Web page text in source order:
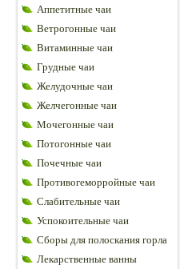
Аппетитные чаи
Ветрогонные чаи
Витаминные чаи
Грудные чаи
Желудочные чаи
Желчегонные чаи
Мочегонные чаи
Потогонные чаи
Почечные чаи
Противогеморройные чаи
Слабительные чаи
Успокоительные чаи
Сборы для полоскания горла
Лекарственные ванны